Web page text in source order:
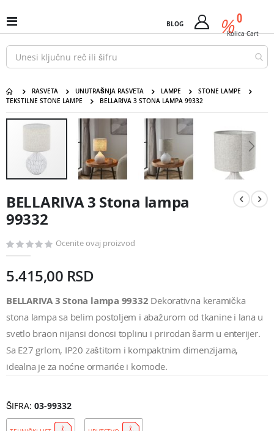
na
sadržaj
Uključi
/
isključi
Nav
BLOG %
Cart 0
Kolica Cart
RASVETA UNUTRAŠNJA RASVETA LAMPE
STONE LAMPE
TEKSTILNE STONE LAMPE
BELLARIVA 3 STONA LAMPA 99332
BELLARIVA 3 Stona lampa 99332
početak
galerije
slika
BELLARIVA 3 Stona lampa
99332
Ocenite ovaj proizvod
5.415,00 RSD
BELLARIVA 3 Stona lampa 99332 Dekorativna keramička
stona lampa sa belim postoljem i abažurom od tkanine i lana u
svetlo braon nijansi donosi toplinu i prirodan šarm u enterijer.
Sa E27 grlom, IP20 zaštitom i kompaktnim dimenzijama,
idealna je za noćne ormariće i komode.
ŠIFRA 03-99332